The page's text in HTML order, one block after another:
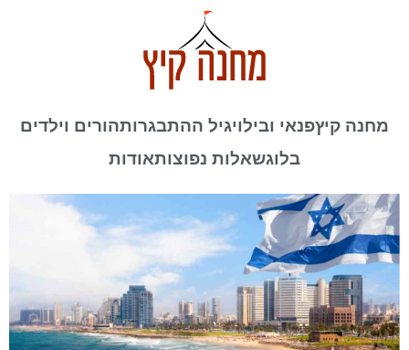
מחנה קיץפנאי ובילויגיל ההתבגרותהורים וילדים
בלוגשאלות נפוצותאודות